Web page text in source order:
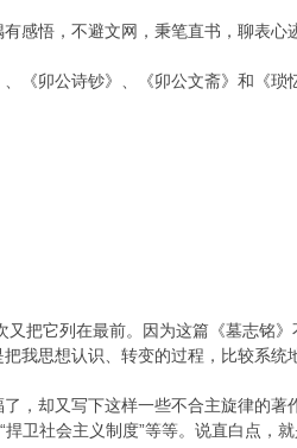
悟，不避文网，秉笔直书，聊表心
卯公诗钞》、《卯公文斋》和《琐
它列在最前。因为这篇《墓志铭》
我思想认识、转变的过程，比较系统
却又写下这样一些不合主旋律的著
卫社会主义制度”等等。说直白点，